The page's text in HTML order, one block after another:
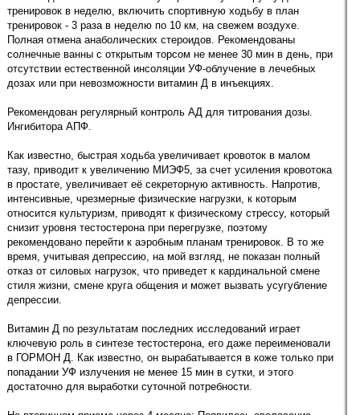
тренировок в неделю, включить спортивную ходьбу в план
тренировок - 3 раза в неделю по 10 км, на свежем воздухе.
Полная отмена анаболических стероидов. Рекомендованы
солнечные ванны с открытым торсом не менее 30 мин в день, при
отсутствии естественной инсоляции УФ-облучение в лечебных
дозах или при невозможности витамин Д в инъекциях.
Рекомендован регулярный контроль АД для титрования дозы.
Ингибитора АПФ.
Как известно, быстрая ходьба увеличивает кровоток в малом
тазу, приводит к увеличению МИЭФ5, за счет усиления кровотока
в простате, увеличивает её секреторную активность. Напротив,
интенсивные, чрезмерные физические нагрузки, к которым
относится культуризм, приводят к физическому стрессу, который
снизит уровня тестостерона при перегрузке, поэтому
рекомендовано перейти к аэробным планам тренировок. В то же
время, учитывая депрессию, на мой взгляд, не показан полный
отказ от силовых нагрузок, что приведет к кардинальной смене
стиля жизни, смене круга общения и может вызвать усугубление
депрессии.
Витамин Д по результатам последних исследований играет
ключевую роль в синтезе тестостерона, его даже переименовали
в ГОРМОН Д. Как известно, он вырабатывается в коже только при
попадании УФ излучения не менее 15 мин в сутки, и этого
достаточно для выработки суточной потребности.